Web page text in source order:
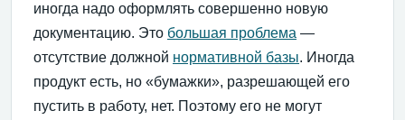
иногда надо оформлять совершенно новую
документацию. Это большая проблема —
отсутствие должной нормативной базы. Иногда
продукт есть, но «бумажки», разрешающей его
пустить в работу, нет. Поэтому его не могут